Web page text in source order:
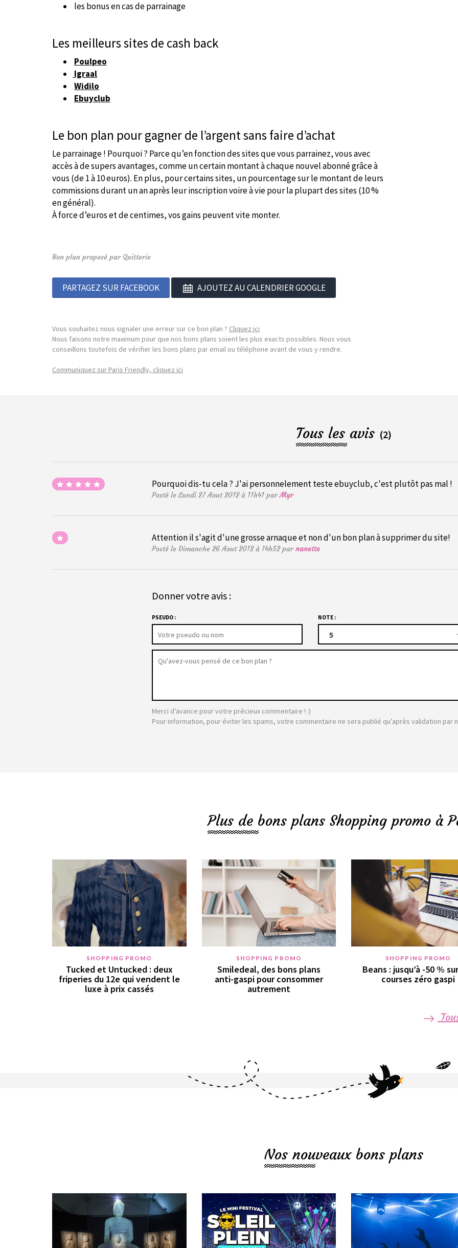
les bonus en cas de parrainage
Les meilleurs sites de cash back
Poulpeo
Igraal
Widilo
Ebuyclub
Le bon plan pour gagner de l’argent sans faire d’achat
Le parrainage ! Pourquoi ? Parce qu’en fonction des sites que vous parrainez, vous avec
accès à de supers avantages, comme un certain montant à chaque nouvel abonné grâce à
vous (de 1 à 10 euros). En plus, pour certains sites, un pourcentage sur le montant de leurs
commissions durant un an après leur inscription voire à vie pour la plupart des sites (10 %
en général).
À force d’euros et de centimes, vos gains peuvent vite monter.
Bon plan proposé par Quitterie
PARTAGEZ SUR FACEBOOK AJOUTEZ AU CALENDRIER GOOGLE
Vous souhaitez nous signaler une erreur sur ce bon plan ? Cliquez ici
Nous faisons notre maximum pour que nos bons plans soient les plus exacts possibles. Nous vous
conseillons toutefois de vérifier les bons plans par email ou téléphone avant de vous y rendre.
Communiquez sur Paris Friendly, cliquez ici
Tous les avis (2)
Pourquoi dis-tu cela ? J'ai personnelement teste ebuyclub, c'est plutôt pas mal !
Posté le Lundi 27 Aout 2012 à 11h41 parMyr
Attention il s'agit d'une grosse arnaque et non d'un bon plan à supprimer du site!
Posté le Dimanche 26 Aout 2012 à 14h52 par nanette
Donner votre avis :
PSEUDO : NOTE :
5
Merci d’avance pour votre précieux commentaire ! :)
Pour information, pour éviter les spams, votre commentaire ne sera publié qu’après validation par
Plus de bons plans Shopping promo à
SHOPPING PROMO
Tucked et Untucked : deux
friperies du 12e qui vendent le
luxe à prix cassés
SHOPPING PROMO
Smiledeal, des bons plans
anti-gaspi pour consommer
autrement
SHOPPING PROMO
Beans : jusqu’à -50 %
courses zéro gaspi
Nos nouveaux bons plans